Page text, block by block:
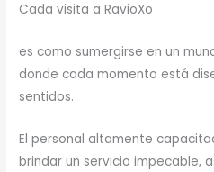
Cada visita a RavioXo
es como sumergirse en un
donde cada momento está
sentidos.
El personal altamente
brindar un servicio impecable,